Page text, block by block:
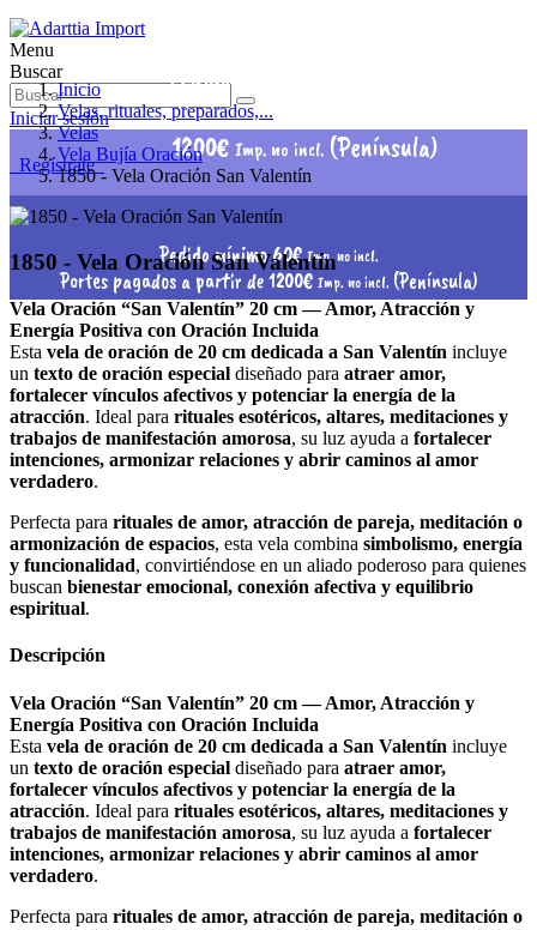
Menu
Buscar
Iniciar sesión
Regístrate
Pedido mínimo 60€Imp. no incl.
Portes pagados a partir de 1200€ Imp. no incl. (Península)
Pedido mínimo 60€
Portes pagados a partir de
1200€ Imp. no incl. (Península)
Inicio
Velas, rituales, preparados,...
Velas
Vela Bujía Oración
1850 - Vela Oración San Valentín
1850 - Vela Oración San Valentín
Vela Oración “San Valentín” 20 cm — Amor, Atracción y
Energía Positiva con Oración Incluida
Esta vela de oración de 20 cm dedicada a San Valentín incluye
un texto de oración especial diseñado para atraer amor,
fortalecer vínculos afectivos y potenciar la energía de la
atracción. Ideal para rituales esotéricos, altares, meditaciones y
trabajos de manifestación amorosa, su luz ayuda a fortalecer
intenciones, armonizar relaciones y abrir caminos al amor
verdadero.
Perfecta para rituales de amor, atracción de pareja, meditación o
armonización de espacios, esta vela combina simbolismo, energía
y funcionalidad, convirtiéndose en un aliado poderoso para quienes
buscan bienestar emocional, conexión afectiva y equilibrio
espiritual.
Descripción
Vela Oración “San Valentín” 20 cm — Amor, Atracción y
Energía Positiva con Oración Incluida
Esta vela de oración de 20 cm dedicada a San Valentín incluye
un texto de oración especial diseñado para atraer amor,
fortalecer vínculos afectivos y potenciar la energía de la
atracción. Ideal para rituales esotéricos, altares, meditaciones y
trabajos de manifestación amorosa, su luz ayuda a fortalecer
intenciones, armonizar relaciones y abrir caminos al amor
verdadero.
Perfecta para rituales de amor, atracción de pareja, meditación o